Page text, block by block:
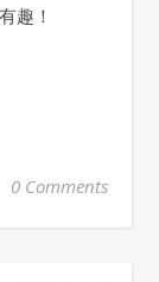
趣！
0 Comments